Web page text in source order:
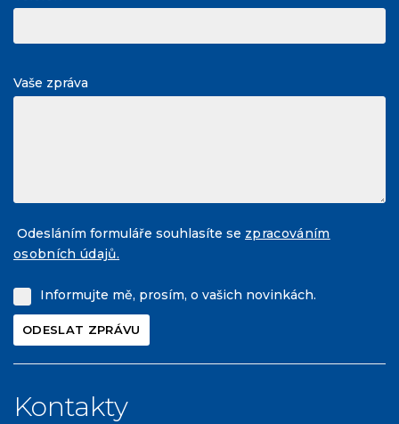
Vaše zpráva
Odesláním formuláře souhlasíte se zpracováním
osobních údajů.
Informujte mě, prosím, o vašich novinkách.
Kontakty